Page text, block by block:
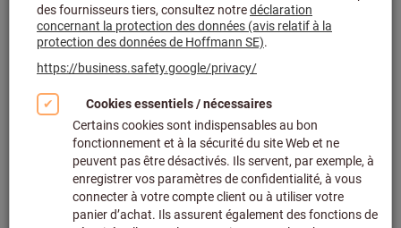
Séminaires ToolCampus